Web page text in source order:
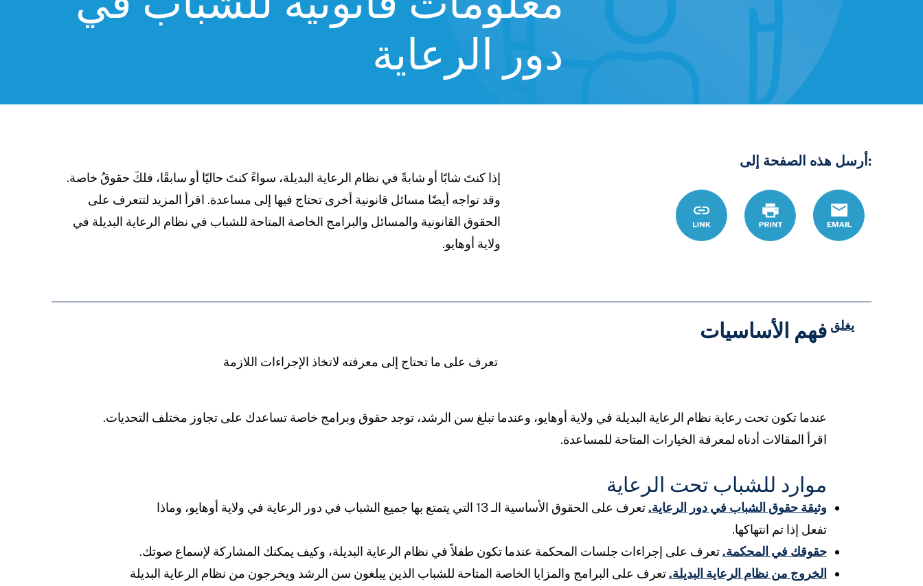
دور الرعاية
إذا كنتَ شابًا أو شابةً في نظام الرعاية البديلة، سواءً كنتَ حاليًا أو سابقًا، فلكَ حقوقٌ خاصة.
وقد تواجه أيضًا مسائل قانونية أخرى تحتاج فيها إلى مساعدة. اقرأ المزيد لتتعرف على
الحقوق القانونية والمسائل والبرامج الخاصة المتاحة للشباب في نظام الرعاية البديلة في
ولاية أوهايو.
:أرسل هذه الصفحة إلى
Email
Print
https://www.ohiolegalhelp.org/ar/topic/foster-
youth
Link
فهم الأساسيات
تعرف على ما تحتاج إلى معرفته لاتخاذ الإجراءات اللازمة
يغلق
عندما تكون تحت رعاية نظام الرعاية البديلة في ولاية أوهايو، وعندما تبلغ سن الرشد، توجد حقوق وبرامج خاصة تساعدك على تجاوز مختلف التحديات.
اقرأ المقالات أدناه لمعرفة الخيارات المتاحة للمساعدة.
موارد للشباب تحت الرعاية
وثيقة حقوق الشباب في دور الرعاية.
تعرف على الحقوق الأساسية الـ 13 التي يتمتع بها جميع الشباب في دور الرعاية في ولاية أوهايو، وماذا
تفعل إذا تم انتهاكها.
حقوقك في المحكمة. تعرف على إجراءات جلسات المحكمة عندما تكون طفلاً في نظام الرعاية البديلة، وكيف يمكنك المشاركة لإسماع صوتك.
الخروج من نظام الرعاية البديلة.تعرف على البرامج والمزايا الخاصة المتاحة للشباب الذين يبلغون سن الرشد ويخرجون من نظام الرعاية البديلة